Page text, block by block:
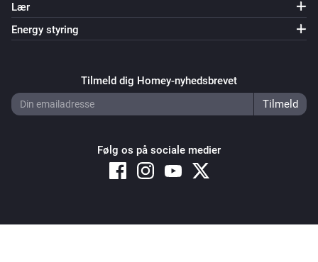
Lær
Energy styring
Tilmeld dig Homey-nyhedsbrevet
Følg os på sociale medier